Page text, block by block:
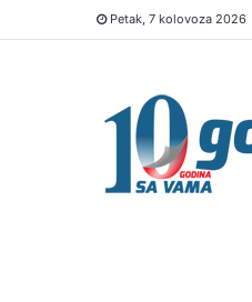
Petak, 7 kolovoza 2026